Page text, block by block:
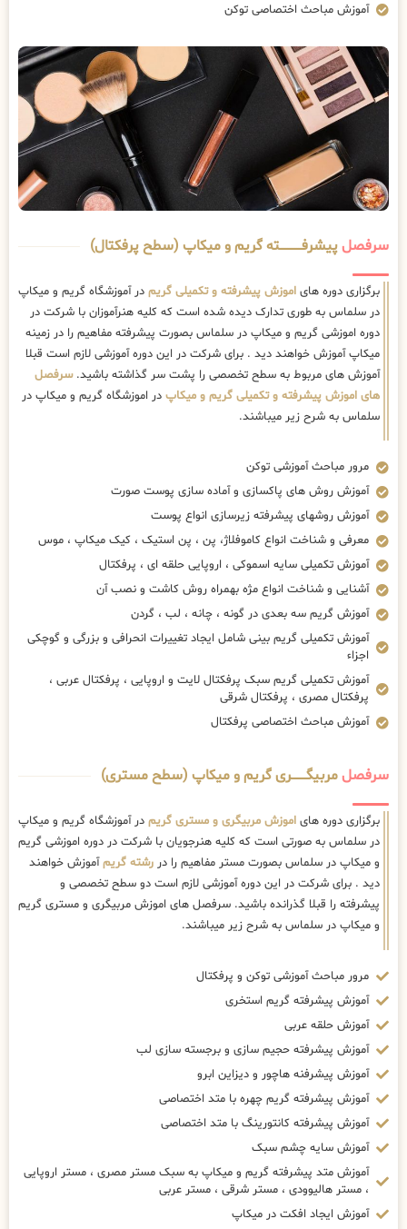
آموزش مباحث اختصاصی توکن
سرفصلپیشرفــــــــــــته گریم و میکاپ (سطح پرفکتال)
برگزاری دوره های اموزش پیشرفته و تکمیلی گریم در آموزشگاه گریم و میکاپ
در سلماس به طوری تدارک دیده شده است که کلیه هنرآموزان با شرکت در
دوره اموزشی گریم و میکاپ در سلماس بصورت پیشرفته مفاهیم را در زمینه
میکاپ آموزش خواهند دید . برای شرکت در این دوره آموزشی لازم است قبلا
آموزش های مربوط به سطح تخصصی را پشت سر گذاشته باشید.سرفصل
های اموزش پیشرفته و تکمیلی گریم و میکاپ در اموزشگاه گریم و میکاپ در
سلماس به شرح زیر میباشند.
مرور مباحث آموزشی توکن
آموزش روش های پاکسازی و آماده سازی پوست صورت
آموزش روشهای پیشرفته زیرسازی انواع پوست
معرفی و شناخت انواع کاموفلاژ، پن ، پن استیک ، کیک میکاپ ، موس
آموزش تکمیلی سایه اسموکی ، اروپایی حلقه ای ، پرفکتال
آشنایی و شناخت انواع مژه بهمراه روش کاشت و نصب آن
آموزش گریم سه بعدی در گونه ، چانه ، لب ، گردن
آموزش تکمیلی گریم بینی شامل ایجاد تغییرات انحرافی و بزرگی و گوچکی
اجزاء
آموزش تکمیلی گریم سبک پرفکتال لایت و اروپایی ، پرفکتال عربی ،
پرفکتال مصری ، پرفکتال شرقی
آموزش مباحث اختصاصی پرفکتال
سرفصلمربیگــــــــری گریم و میکاپ (سطح مستری)
برگزاری دوره های اموزش مربیگری و مستری گریم در آموزشگاه گریم و میکاپ
در سلماس به صورتی است که کلیه هنرجویان با شرکت در دوره اموزشی گریم
و میکاپ در سلماس بصورت مستر مفاهیم را در رشته گریمآموزش خواهند
دید . برای شرکت در این دوره آموزشی لازم است دو سطح تخصصی و
پیشرفته را قبلا گذرانده باشید. سرفصل های اموزش مربیگری و مستری گریم
و میکاپ در سلماس به شرح زیر میباشند.
مرور مباحث آموزشی توکن و پرفکتال
آموزش پیشرفته گریم استخری
آموزش حلقه عربی
آموزش پیشرفته حجیم سازی و برجسته سازی لب
آموزش پیشرفنه هاچور و دیزاین ابرو
آموزش پیشرفته گریم چهره با متد اختصاصی
آموزش پیشرفته کانتورینگ با متد اختصاصی
آموزش سایه چشم سبک
آموزش متد پیشرفته گریم و میکاپ به سبک مستر مصری ، مستر اروپایی
، مستر هالیوودی ، مستر شرقی ، مستر عربی
آموزش ایجاد افکت در میکاپ